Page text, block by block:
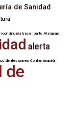
de Sanidad
continuada tras el parto Atalayas
alerta
graves Contaminación
de